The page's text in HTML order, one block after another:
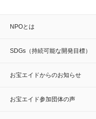
NPOとは
SDGs（持続可能な開発目標）
お宝エイドからのお知らせ
お宝エイド参加団体の声